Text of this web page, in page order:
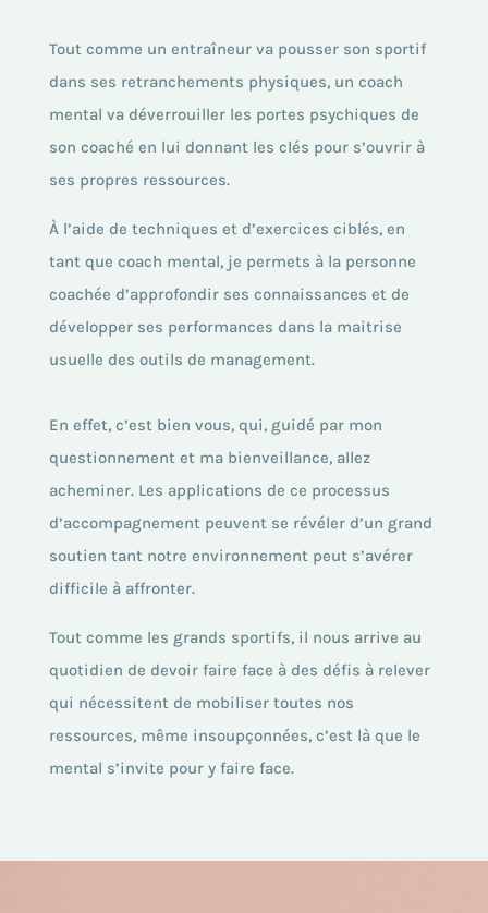
Tout comme un entraîneur va pousser son sportif
dans ses retranchements physiques, un coach
mental va déverrouiller les portes psychiques de
son coaché en lui donnant les clés pour s’ouvrir à
ses propres ressources.
À l’aide de techniques et d’exercices ciblés, en
tant que coach mental, je permets à la personne
coachée d’approfondir ses connaissances et de
développer ses performances dans la maitrise
usuelle des outils de management.
En effet, c’est bien vous, qui, guidé par mon
questionnement et ma bienveillance, allez
acheminer. Les applications de ce processus
d’accompagnement peuvent se révéler d’un grand
soutien tant notre environnement peut s’avérer
difficile à affronter.
Tout comme les grands sportifs, il nous arrive au
quotidien de devoir faire face à des défis à relever
qui nécessitent de mobiliser toutes nos
ressources, même insoupçonnées, c’est là que le
mental s’invite pour y faire face.